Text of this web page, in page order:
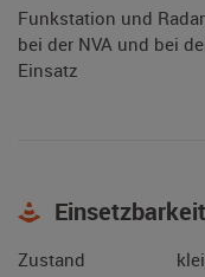
Funkstation und
bei der NVA und bei
Einsatz
Zustand